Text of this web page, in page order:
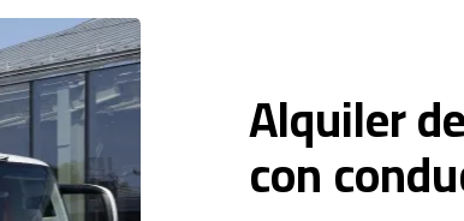
Alquiler
con